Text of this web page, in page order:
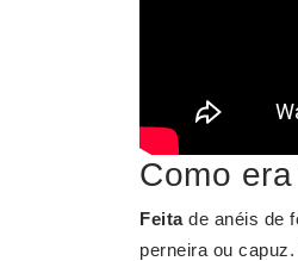
Como
Feitade anéis de
perneira ou